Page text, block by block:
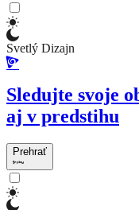
Svetlý Dizajn
Sledujte svoje
aj v predstihu
Prehrať